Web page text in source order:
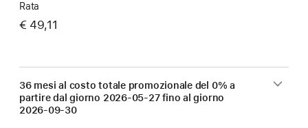
Rata
€ 49,11
36 mesi al costo totale promozionale del 0% a
partire dal giorno 2026-05-27fino al giorno
2026-09-30